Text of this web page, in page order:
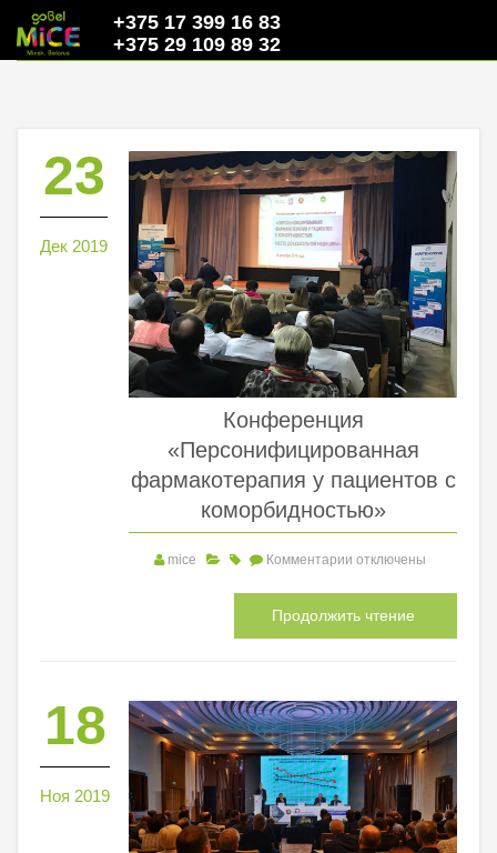
+375 17 399 16 83
+375 29 109 89 32
23
Дек 2019
Конференция
«Персонифицированная
фармакотерапия у пациентов с
коморбидностью»
mice Комментарии отключены
Продолжить чтение
18
Ноя 2019